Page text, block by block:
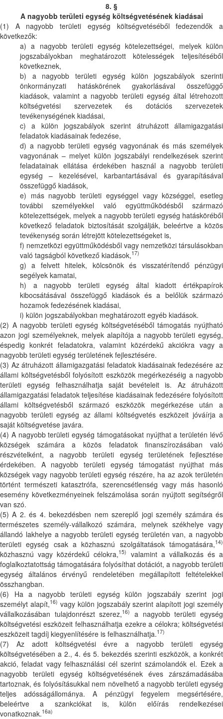
8. §
A nagyobb területi egység költségvetésének kiadásai
(1) A nagyobb területi egység költségvetéséből fedezendők a
következők:
a) a nagyobb területi egység kötelezettségei, melyek külön
jogszabályokban meghatározott kötelességek teljesítéséből
következnek,
b) a nagyobb területi egység külön jogszabályok szerinti
önkormányzati hatáskörének gyakorlásával összefüggő
kiadások, valamint a nagyobb területi egység által létrehozott
költségvetési szervezetek és dotációs szervezetek
tevékenységének kiadásai,
c) a külön jogszabályok szerint átruházott államigazgatási
feladatok kiadásainak fedezése,
d) a nagyobb területi egység vagyonának és más személyek
vagyonának – melyet külön jogszabályi rendelkezések szerint
feladatainak ellátása érdekében használ a nagyobb területi
egység – kezelésével, karbantartásával és gyarapításával
összefüggő kiadások,
e) más nagyobb területi egységgel vagy községgel, esetleg
további személyekkel való együttműködésből származó
kötelezettségek, melyek a nagyobb területi egység hatásköréből
következő feladatok biztosítását szolgálják, beleértve a közös
tevékenység során létrejött kötelezettségeket is,
f) nemzetközi együttműködésből vagy nemzetközi társulásokban
való tagságból következő kiadások,17)
g) a felvett hitelek, kölcsönök és visszatérítendő pénzügyi
segélyek kamatai,
h) a nagyobb területi egység által kiadott értékpapírok
kibocsátásával összefüggő kiadások és a belőlük származó
hozamok fedezésének kiadásai,
i) külön jogszabályokban meghatározott egyéb kiadások.
(2) A nagyobb területi egység költségvetéséből támogatás nyújtható
azon jogi személyeknek, melyek alapítója a nagyobb területi egység,
éspedig konkrét feladatokra, valamint közérdekű akciókra vagy a
nagyobb területi egység területének fejlesztésére.
(3) Az átruházott államigazgatási feladatok kiadásainak fedezésére az
állami költségvetésből folyósított eszközök megérkezéséig a nagyobb
területi egység felhasználhatja saját bevételeit is. Az átruházott
államigazgatási feladatok teljesítése kiadásainak fedezésére folyósított
állami költségvetésből származó eszközök megérkezése után a
nagyobb területi egység az állami költségvetés eszközeit jóváírja a
saját költségvetése javára.
(4) A nagyobb területi egység támogatásokat nyújthat a területén lévő
községek számára a közös feladatok finanszírozásában való
részvételként, a nagyobb területi egység területének fejlesztése
érdekében. A nagyobb területi egység támogatást nyújthat más
községek vagy nagyobb területi egység részére, ha az azok területén
történt természeti katasztrófa, szerencsétlenség vagy más hasonló
esemény következményeinek felszámolása során nyújtott segítségről
van szó.
(5) A 2. és 4. bekezdésben nem szereplő jogi személy számára és
természetes személy-vállalkozó számára, melynek székhelye vagy
állandó lakhelye a nagyobb területi egység területén van, a nagyobb
területi egység csak a közhasznú szolgáltatások támogatására,14)
közhasznú vagy közérdekű célokra,15)
valamint a vállalkozás és a
foglalkoztatottság támogatására folyósíthat dotációt, a nagyobb területi
egység általános érvényű rendeletében megállapított feltételekkel
összhangban.
(6) Ha a nagyobb területi egység külön jogszabály szerint jogi
személyt alapít,16) vagy külön jogszabály szerint alapított jogi személy
vállalkozásában tulajdonrészt szerez,16)
a nagyobb területi egység
költségvetési eszközeit felhasználhatja ezekre a célokra; költségvetési
eszközeit tagdíj kiegyenlítésére is felhasználhatja.17)
(7) Az adott költségvetési évre a nagyobb területi egység
költségvetésében a 2., 4. és 5. bekezdés szerinti eszközök, a konkrét
akció, feladat vagy felhasználási cél szerint számolandók el. Ezek a
nagyobb területi egység költségvetésének éves zárszámadásába
tartoznak, és folyósításukkal nem növelhető a nagyobb területi egység
teljes adósságállománya. A pénzügyi fegyelem megsértésére,
beleértve a szankciókat is, külön előírás rendelkezései
vonatkoznak.16a)